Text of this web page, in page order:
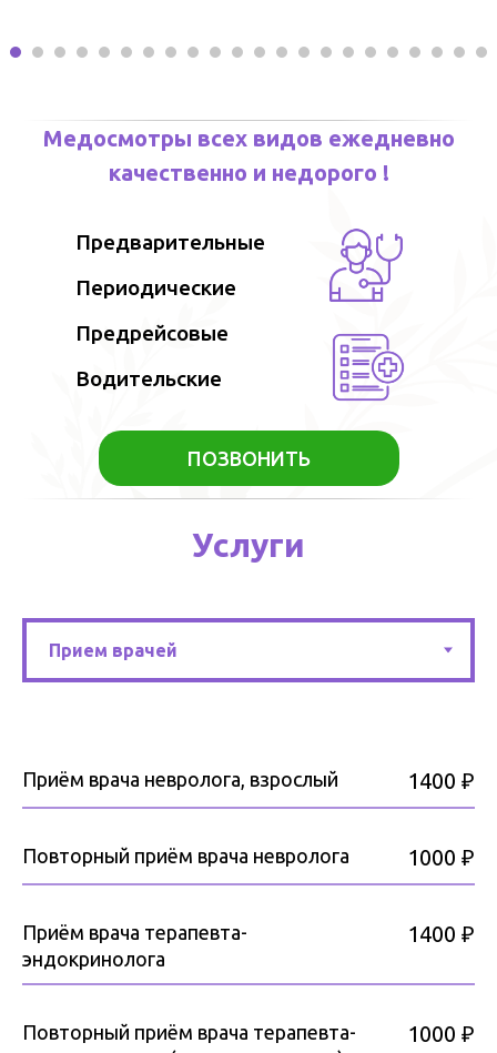
Медосмотры всех видов ежедневно
качественно и недорого !
Предварительные
Предрейсовые
Водительские
Периодические
ПОЗВОНИТЬ
Услуги
Приём врача невролога, взрослый 1400 ₽
Повторный приём врача невролога 1000 ₽
Приём врача терапевта-
эндокринолога
1400 ₽
Повторный приём врача терапевта-
1000 ₽